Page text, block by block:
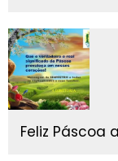
Feliz Páscoa